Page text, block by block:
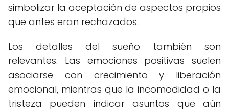
simbolizar la aceptación de aspectos propios
que antes eran rechazados.
Los detalles del sueño también son
relevantes. Las emociones positivas suelen
asociarse con crecimiento y liberación
emocional, mientras que la incomodidad o la
tristeza pueden indicar asuntos que aún